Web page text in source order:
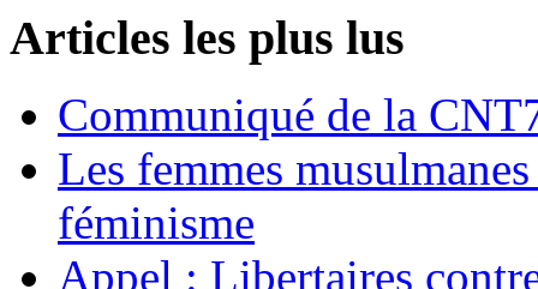
Articles les plus lus
Communiqué de la
Les femmes
féminisme
Appel : Libertaires